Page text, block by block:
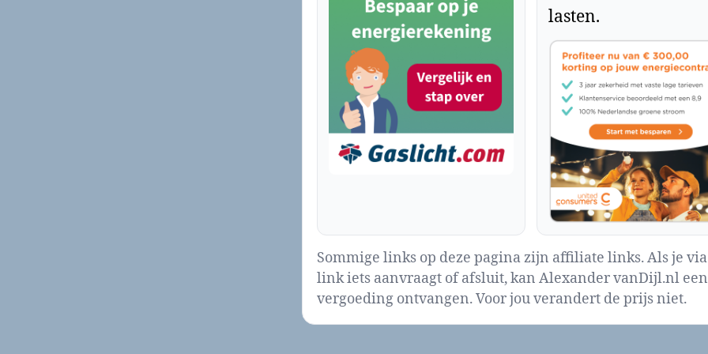
lasten.
Sommige links op deze pagina zijn affiliate links. Als je via
link iets aanvraagt of afsluit, kan Alexander vanDijl.nl een
vergoeding ontvangen. Voor jou verandert de prijs niet.